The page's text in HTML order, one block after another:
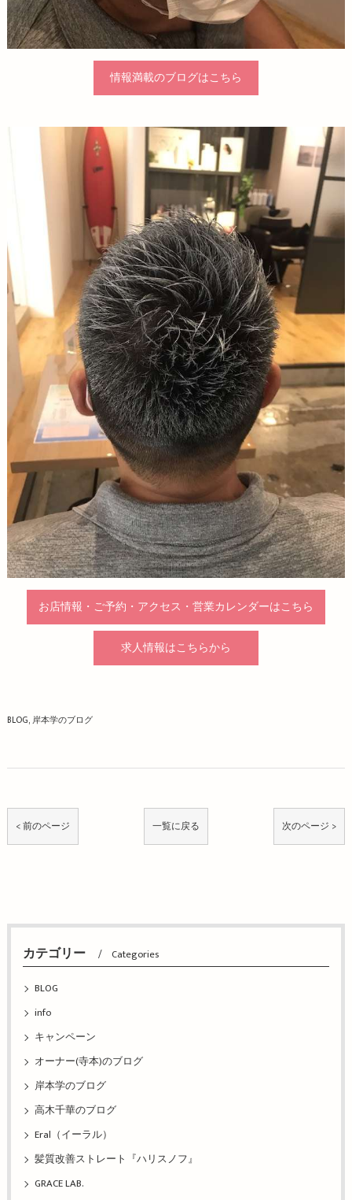
情報満載のブログはこちら
お店情報・ご予約・アクセス・営業カレンダーはこちら
求人情報はこちらから
BLOG 岸本学のブログ
< 前のページ 一覧に戻る 次のページ >
カテゴリー Categories
BLOG
info
キャンペーン
オーナー(寺本)のブログ
岸本学のブログ
高木千華のブログ
Eral（イーラル）
髪質改善ストレート『ハリスノフ』
GRACE LAB.